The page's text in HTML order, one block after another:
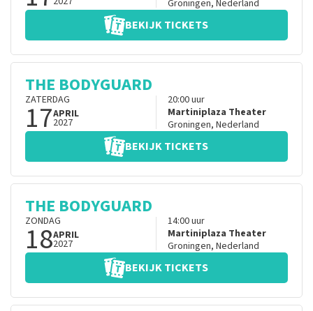
Groningen, Nederland
BEKIJK TICKETS
THE BODYGUARD
ZATERDAG
17APRIL
2027
20:00uur
Martiniplaza Theater
Groningen, Nederland
BEKIJK TICKETS
THE BODYGUARD
ZONDAG
18APRIL
2027
14:00uur
Martiniplaza Theater
Groningen, Nederland
BEKIJK TICKETS